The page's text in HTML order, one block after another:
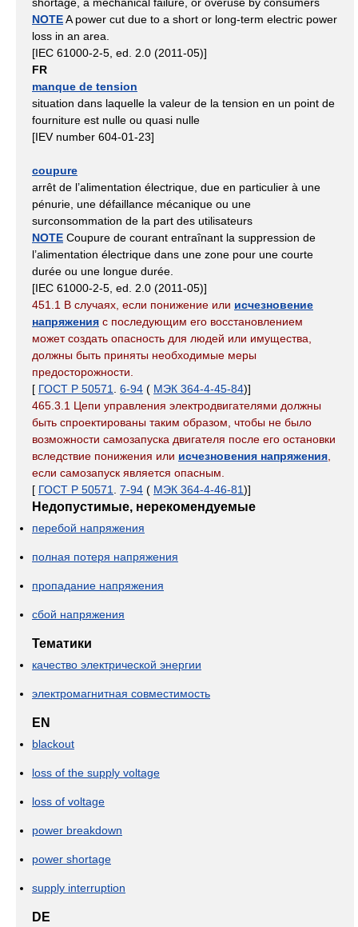
NOTEA power cut due to a short or long-term electric power
loss in an area.
[IEC 61000-2-5, ed. 2.0 (2011-05)]
FR
manque de tension
situation dans laquelle la valeur de la tension en un point de
fourniture est nulle ou quasi nulle
[IEV number 604-01-23]
coupure
arrêt de l’alimentation électrique, due en particulier à une
pénurie, une défaillance mécanique ou une
surconsommation de la part des utilisateurs
NOTE Coupure de courant entraînant la suppression de
l’alimentation électrique dans une zone pour une courte
durée ou une longue durée.
[IEC 61000-2-5, ed. 2.0 (2011-05)]
451.1 В случаях, если понижение или исчезновение
напряжения с последующим его восстановлением
может создать опасность для людей или имущества,
должны быть приняты необходимые меры
предосторожности.
[ ГОСТ Р 50571 6-94 ( МЭК 364-4-45-84)]
465.3.1 Цепи управления электродвигателями должны
быть спроектированы таким образом, чтобы не было
возможности самозапуска двигателя после его остановки
вследствие понижения или исчезновения напряжения
если самозапуск является опасным.
[ ГОСТ Р 50571 7-94 ( МЭК 364-4-46-81)]
Недопустимые, нерекомендуемые
перебой напряжения
полная потеря напряжения
пропадание напряжения
сбой напряжения
Тематики
качество электрической энергии
электромагнитная совместимость
EN
blackout
loss of the supply voltage
loss of voltage
power breakdown
power shortage
supply interruption
DE